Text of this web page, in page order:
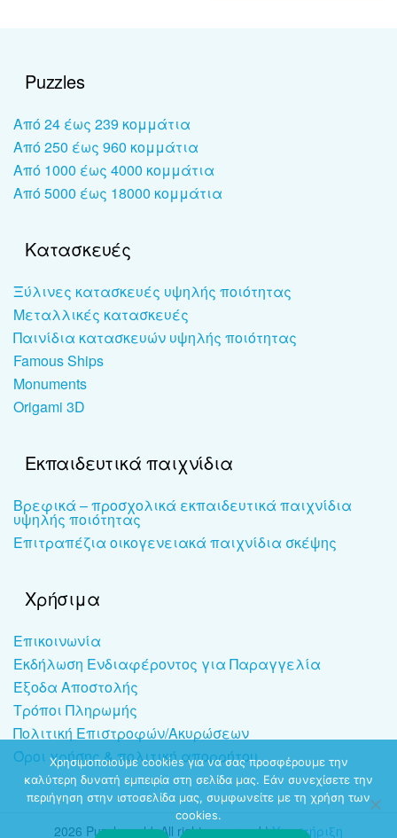
Puzzles
Από 24 έως 239 κομμάτια
Από 250 έως 960 κομμάτια
Από 1000 έως 4000 κομμάτια
Από 5000 έως 18000 κομμάτια
Κατασκευές
Ξύλινες κατασκευές υψηλής ποιότητας
Μεταλλικές κατασκευές
Παινίδια κατασκευών υψηλής ποιότητας
Famous Ships
Monuments
Origami 3D
Εκπαιδευτικά παιχνίδια
Βρεφικά – προσχολικά εκπαιδευτικά παιχνίδια
υψηλής ποιότητας
Επιτραπέζια οικογενειακά παιχνίδια σκέψης
Χρήσιμα
Επικοινωνία
Εκδήλωση Ενδιαφέροντος για Παραγγελία
Έξοδα Αποστολής
Τρόποι Πληρωμής
Πολιτική Επιστροφών/Ακυρώσεων
Όροι χρήσης & πολιτική απορρήτου
2026 Puzzleworld. All rights reserved |Υποστήριξη
Χρησιμοποιούμε cookies για να σας προσφέρουμε την
καλύτερη δυνατή εμπειρία στη σελίδα μας. Εάν συνεχίσετε την
περιήγηση στην ιστοσελίδα μας, συμφωνείτε με τη χρήση των
cookies.